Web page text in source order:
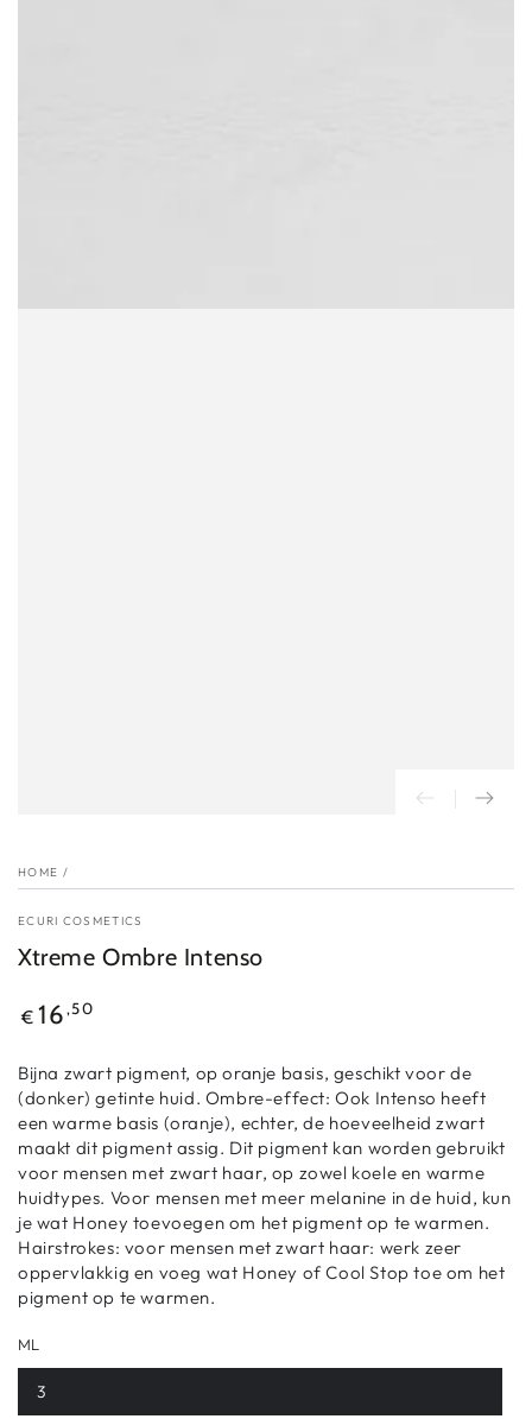
HOME /
ECURI COSMETICS
Xtreme Ombre Intenso
Reguliere
€ 16 ,50
Bijna zwart pigment, op oranje basis, geschikt voor de
(donker) getinte huid. Ombre-effect: Ook Intenso heeft
een warme basis (oranje), echter, de hoeveelheid zwart
maakt dit pigment assig. Dit pigment kan worden gebruikt
voor mensen met zwart haar, op zowel koele en warme
huidtypes. Voor mensen met meer melanine in de huid, kun
je wat Honey toevoegen om het pigment op te warmen.
Hairstrokes: voor mensen met zwart haar: werk zeer
oppervlakkig en voeg wat Honey of Cool Stop toe om het
pigment op te warmen.
ML
3